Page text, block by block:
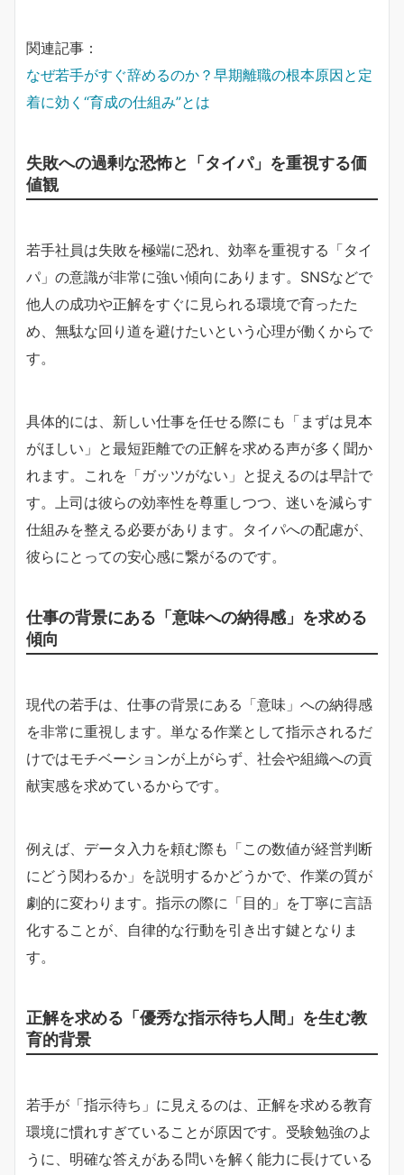
関連記事：
なぜ若手がすぐ辞めるのか？早期離職の根本原因と定
着に効く“育成の仕組み”とは
失敗への過剰な恐怖と「タイパ」を重視する価
値観
若手社員は失敗を極端に恐れ、効率を重視する「タイ
パ」の意識が非常に強い傾向にあります。SNSなどで
他人の成功や正解をすぐに見られる環境で育ったた
め、無駄な回り道を避けたいという心理が働くからで
す。
具体的には、新しい仕事を任せる際にも「まずは見本
がほしい」と最短距離での正解を求める声が多く聞か
れます。これを「ガッツがない」と捉えるのは早計で
す。上司は彼らの効率性を尊重しつつ、迷いを減らす
仕組みを整える必要があります。タイパへの配慮が、
彼らにとっての安心感に繋がるのです。
仕事の背景にある「意味への納得感」を求める
傾向
現代の若手は、仕事の背景にある「意味」への納得感
を非常に重視します。単なる作業として指示されるだ
けではモチベーションが上がらず、社会や組織への貢
献実感を求めているからです。
例えば、データ入力を頼む際も「この数値が経営判断
にどう関わるか」を説明するかどうかで、作業の質が
劇的に変わります。指示の際に「目的」を丁寧に言語
化することが、自律的な行動を引き出す鍵となりま
す。
正解を求める「優秀な指示待ち人間」を生む教
育的背景
若手が「指示待ち」に見えるのは、正解を求める教育
環境に慣れすぎていることが原因です。受験勉強のよ
うに、明確な答えがある問いを解く能力に長けている